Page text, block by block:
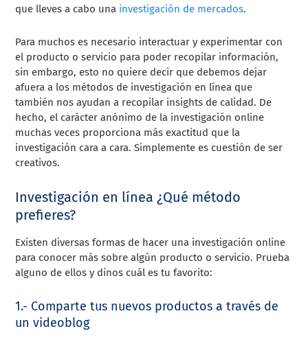
que lleves a cabo una investigación de mercados.
Para muchos es necesario interactuar y experimentar con
el producto o servicio para poder recopilar información,
sin embargo, esto no quiere decir que debemos dejar
afuera a los métodos de investigación en línea que
también nos ayudan a recopilar insights de calidad. De
hecho, el carácter anónimo de la investigación online
muchas veces proporciona más exactitud que la
investigación cara a cara. Simplemente es cuestión de ser
creativos.
Investigación en línea ¿Qué método
prefieres?
Existen diversas formas de hacer una investigación online
para conocer más sobre algún producto o servicio. Prueba
alguno de ellos y dinos cuál es tu favorito:
1.- Comparte tus nuevos productos a través de
un videoblog